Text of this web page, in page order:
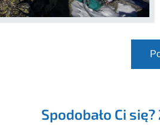
Spodobało Ci